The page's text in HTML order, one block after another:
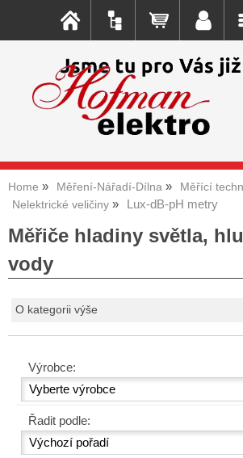
Home Měření-Nářadí-Dílna
Měřící
Nelektrické veličiny
Lux-dB-pH metry
Měřiče hladiny světla,
vody
O kategorii výše
Výrobce:
Řadit podle: